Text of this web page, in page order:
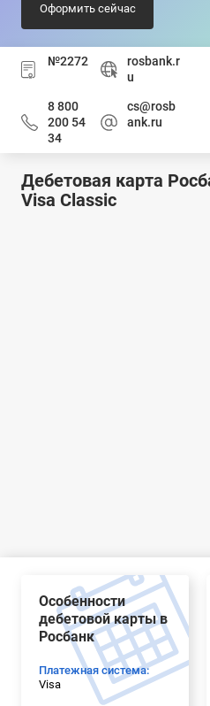
Оформить сейчас
№2272
rosbank.r
u
8 800
200 54
34
cs@rosb
ank.ru
Дебетовая карта
Visa Classic
Особенности
дебетовой карты в
Росбанк
Платежная система:
Visa